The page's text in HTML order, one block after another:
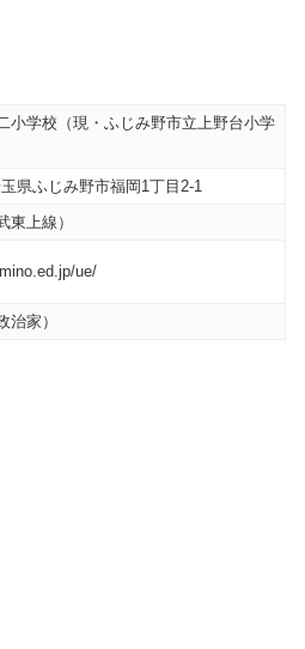
小学校（現・ふじみ野市立上野台小学
県ふじみ野市福岡1丁目2-1
東上線）
ue/
治家）